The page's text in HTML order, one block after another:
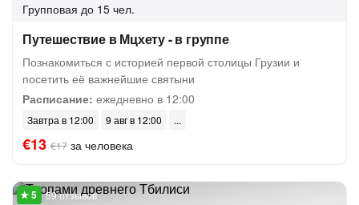
Групповая до 15 чел.
Путешествие в Мцхету - в группе
Познакомиться с историей первой столицы Грузии и
посетить её важнейшие святыни
Расписание: ежедневно в 12:00
Завтра в 12:00 9 авг в 12:00
€13 €17 за человека
59 отзывов